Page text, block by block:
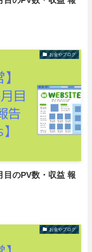
お金やブログ
目のPV数・収益 報
お金やブログ